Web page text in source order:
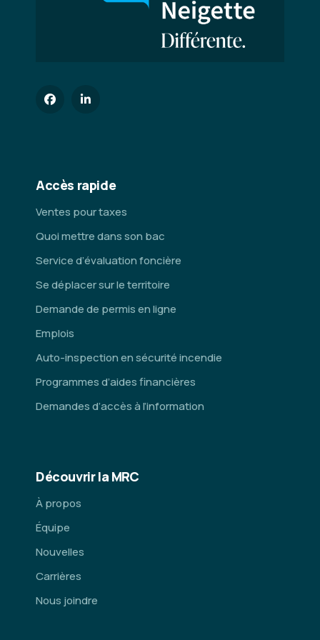
Accès rapide
Ventes pour taxes
Quoi mettre dans son bac
Service d’évaluation foncière
Se déplacer sur le territoire
Demande de permis en ligne
Emplois
Auto-inspection en sécurité incendie
Programmes d’aides financières
Demandes d’accès à l’information
Découvrir la MRC
À propos
Équipe
Nouvelles
Carrières
Nous joindre